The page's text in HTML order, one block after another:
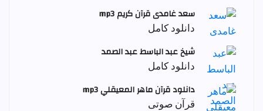
سعد غامدی قرآن کریم mp3
دانلود کامل
شيخ عبد الباسط عبد الصمد
دانلود کامل
دانلود قرآن ماهر المعيقلي mp3
قرآن صوتی